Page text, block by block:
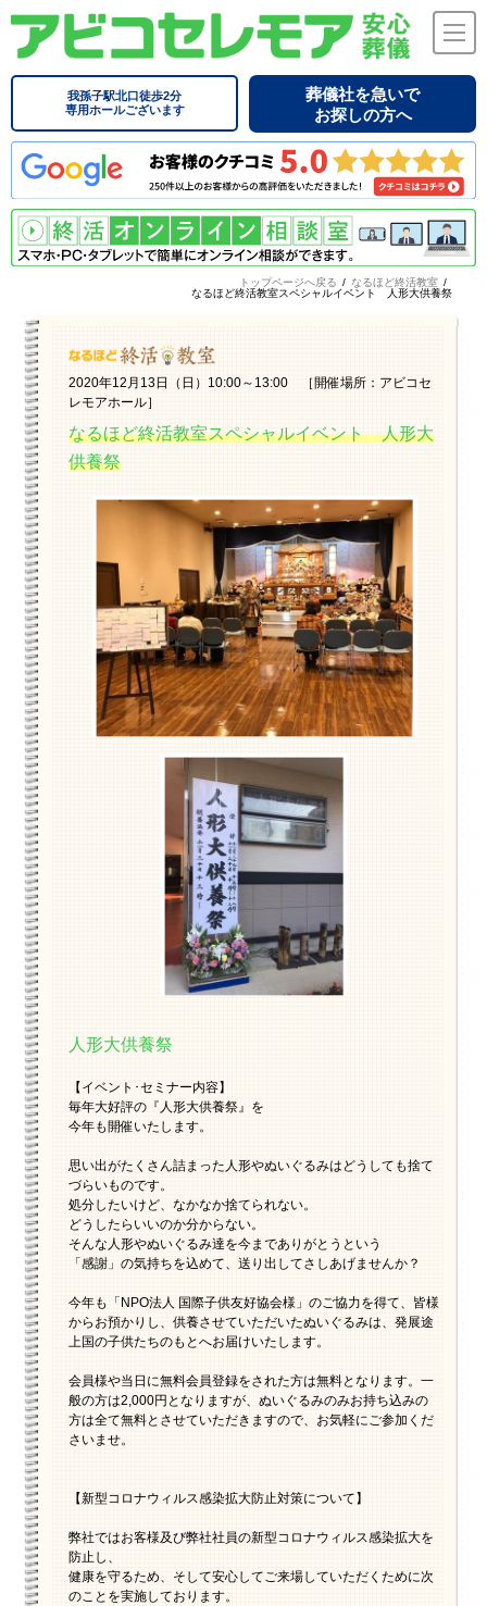
我孫子駅北口徒歩2分
専用ホールございます
葬儀社を急いで
お探しの方へ
トップページへ戻る / なるほど終活教室/
なるほど終活教室スペシャルイベント 人形大供養祭
2020年12月13日（日）10:00～13:00 ［開催場所：アビコセ
レモアホール］
なるほど終活教室スペシャルイベント 人形大
供養祭
人形大供養祭
【イベント･セミナー内容】
毎年大好評の『人形大供養祭』を
今年も開催いたします。
思い出がたくさん詰まった人形やぬいぐるみはどうしても捨て
づらいものです。
処分したいけど、なかなか捨てられない。
どうしたらいいのか分からない。
そんな人形やぬいぐるみ達を今までありがとうという
「感謝」の気持ちを込めて、送り出してさしあげませんか？
今年も「NPO法人 国際子供友好協会様」のご協力を得て、皆様
からお預かりし、供養させていただいたぬいぐるみは、発展途
上国の子供たちのもとへお届けいたします。
会員様や当日に無料会員登録をされた方は無料となります。一
般の方は2,000円となりますが、ぬいぐるみのみお持ち込みの
方は全て無料とさせていただきますので、お気軽にご参加くだ
さいませ。
【新型コロナウィルス感染拡大防止対策について】
弊社ではお客様及び弊社社員の新型コロナウィルス感染拡大を
防止し、
健康を守るため、そして安心してご来場していただくために次
のことを実施しております。